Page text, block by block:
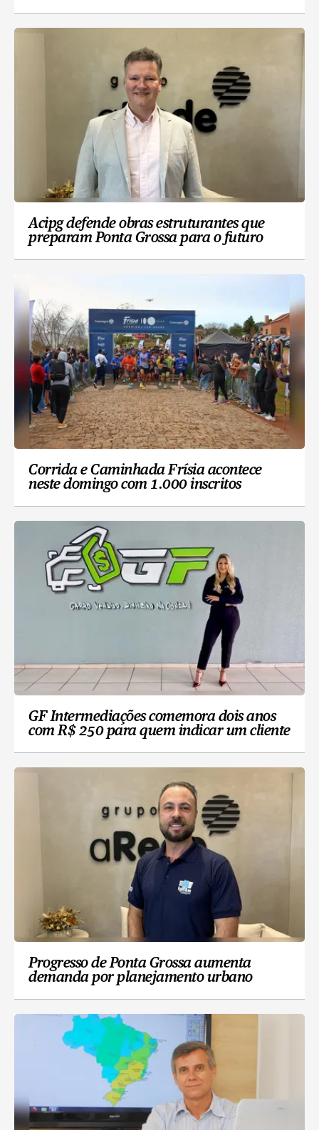
Acipg defende obras estruturantes que
preparam Ponta Grossa para o futuro
Corrida e Caminhada Frísia acontece
neste domingo com 1.000 inscritos
GF Intermediações comemora dois anos
com R$ 250 para quem indicar um cliente
Progresso de Ponta Grossa aumenta
demanda por planejamento urbano